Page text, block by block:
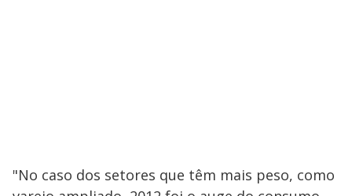
"No caso dos setores que têm mais peso, como